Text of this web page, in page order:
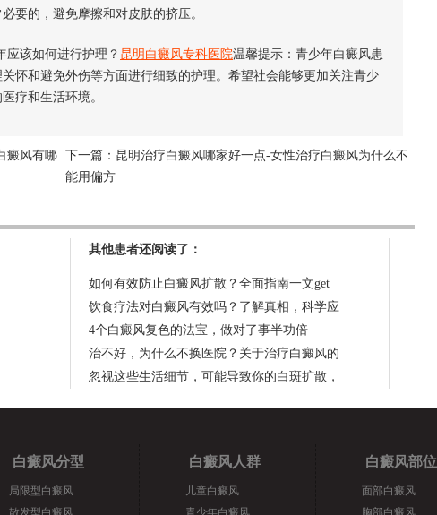
要的，避免摩擦和对皮肤的挤压。
该如何进行护理？ 昆明白癜风专科医院温馨提示：青少年白癜风患
怀和避免外伤等方面进行细致的护理。希望社会能够更加关注青少
疗和生活环境。
癜风有哪
下一篇： 昆明治疗白癜风哪家好一点-女性治疗白癜风为什么不
能用偏方
其他患者还阅读了：
如何有效防止白癜风扩散？全面指南一文get
饮食疗法对白癜风有效吗？了解真相，科学应
4个白癜风复色的法宝，做对了事半功倍
治不好，为什么不换医院？关于治疗白癜风的
忽视这些生活细节，可能导致你的白斑扩散，
白癜风分型
局限型白癜风
散发型白癜风
白癜风人群
儿童白癜风
青少年白癜风
白癜风部位
面部白癜风
胸部白癜风